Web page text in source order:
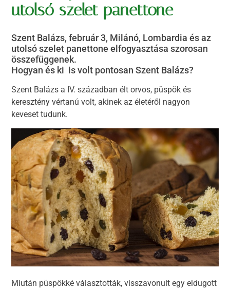
utolsó szelet panettone
Szent Balázs, február 3, Milánó, Lombardia és az
utolsó szelet panettone elfogyasztása szorosan
összefüggenek.
Hogyan és ki is volt pontosan Szent Balázs?
Szent Balázs a IV. században élt orvos, püspök és
keresztény vértanú volt, akinek az életéről nagyon
keveset tudunk.
Miután püspökké választották, visszavonult egy eldugott